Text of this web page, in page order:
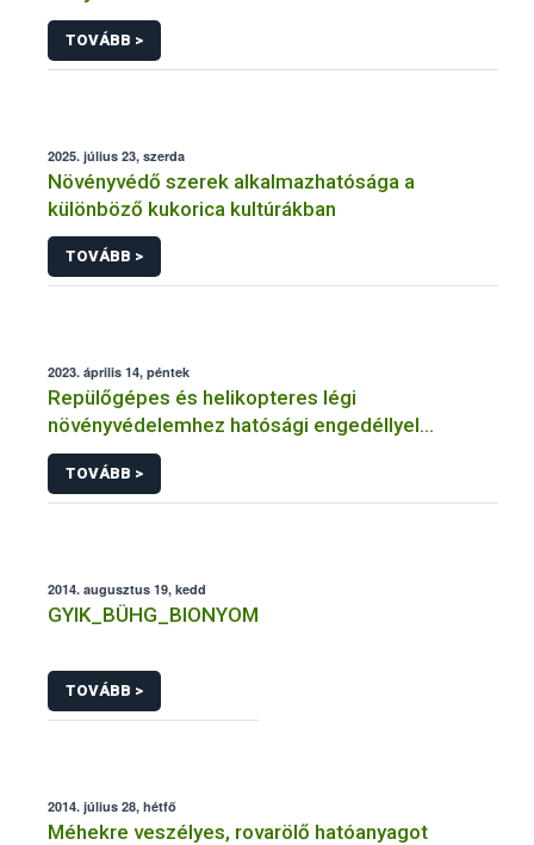
TOVÁBB >
2025. július 23, szerda
Növényvédő szerek alkalmazhatósága a
különböző kukorica kultúrákban
TOVÁBB >
2023. április 14, péntek
Repülőgépes és helikopteres légi
növényvédelemhez hatósági engedéllyel
rendelkező szervezetek
TOVÁBB >
2014. augusztus 19, kedd
GYIK_BÜHG_BIONYOM
TOVÁBB >
2014. július 28, hétfő
Méhekre veszélyes, rovarölő hatóanyagot